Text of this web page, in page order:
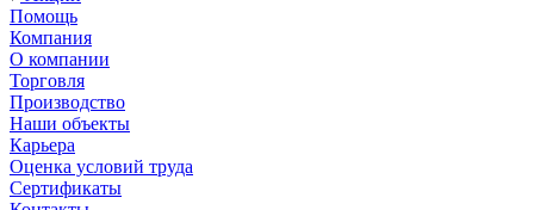
Помощь
Компания
О компании
Торговля
Производство
Наши объекты
Карьера
Оценка условий труда
Сертификаты